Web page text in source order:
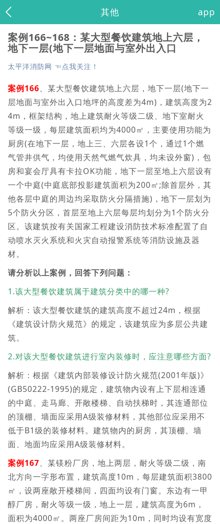
其他 app
案例166~168：某大型餐饮建筑地上六层，
地下一层(地下一层地面与室外出入口
太平洋消防网 ☜点我关注！
案例166、某大型餐饮建筑地上六层，地下一层(地下一
层地面与室外出入口地坪的高度差为4m)，建筑高度为2
4m，框架结构，地上建筑耐火等级二级、地下室耐火
等级一级，每层建筑面积均为4000㎡，主要使用功能为
厨房(在地下一层，地上三、六层各设1个，通过1个燃
气管井供气，均使用天然气燃气炊具，均未设外窗)，包
房和宴会厅具有卡拉OK功能，地下一层至地上六层设有
一个中庭(中庭底部投影建筑面积为200㎡;除首层外，其
他各层中庭的周边均采取防火分隔措施)，地下一层划为
5个防火分区，首层至地上六层每层均划分为1个防火分
区。该建筑按有关国家工程建设消防技术标准配置了自
动喷水灭火系统和火灾自动报警系统等消防设施及器
材。
请分析以上案例，回答下列问题：
1.该大型餐饮建筑属于建筑分类中的哪一种?
解析：该大型餐饮建筑的建筑高度不超过24m，根据
《建筑设计防火规范》的规定，该建筑应为多层公共建
筑。
2.对该大型餐饮建筑进行室内装修时，应注意哪些方面?
解析：根据《建筑内部装修设计防火规范(2001年版)》
(GB50222-1995)的规定，建筑物内设有上下层相连通
的中庭、走马廊、开敞楼梯、自动扶梯时，其连通部位
的顶棚、墙面应采用A级装修材料，其他部位应采用不
低于B1级的装修材料。建筑物内的厨房，其顶棚、墙
面、地面均应采用A级装修材料。
案例167、某镁粉厂房，地上两层，耐火等级二级，南
北方向一字形布置，建筑高度10m，每层建筑面积3800
㎡，设两座敞开楼梯间，四面均设有门窗。东边有一甲
醇厂房，耐火等级一级，地上一层，建筑高度为6m，
面积为4000㎡。两座厂房间距为10m，同时均设有宽度